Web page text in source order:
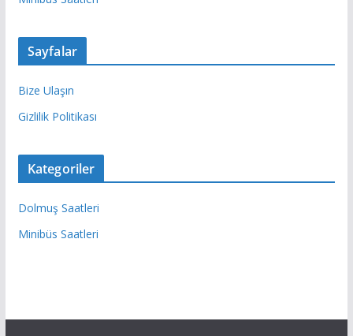
Sayfalar
Bize Ulaşın
Gizlilik Politikası
Kategoriler
Dolmuş Saatleri
Minibüs Saatleri